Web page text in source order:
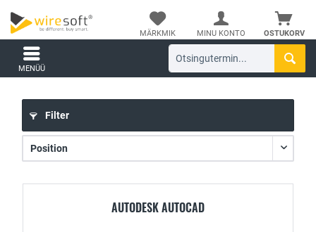
OSTUKORV
MÄRKMIK MINU KONTO
MENÜÜ
Filter
AUTODESK AUTOCAD